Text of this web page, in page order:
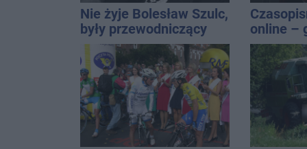
Nie żyje Bolesław Szulc,
były przewodniczący
Rady Miejskiej i
wieloletni dyrektor SP
14
online –